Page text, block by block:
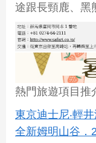
途跟長頸鹿、黑
熱門旅遊項目推
東京迪士尼‧輕
全新姆明山谷．